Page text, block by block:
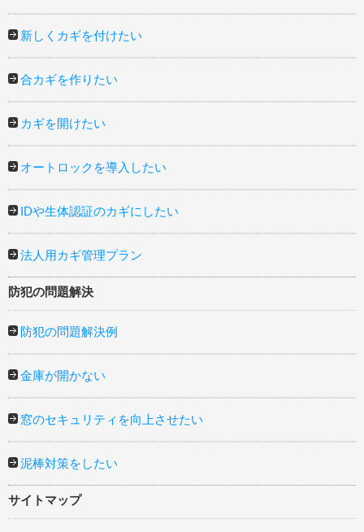
新しくカギを付けたい
合カギを作りたい
カギを開けたい
オートロックを導入したい
IDや生体認証のカギにしたい
法人用カギ管理プラン
防犯の問題解決
防犯の問題解決例
金庫が開かない
窓のセキュリティを向上させたい
泥棒対策をしたい
サイトマップ